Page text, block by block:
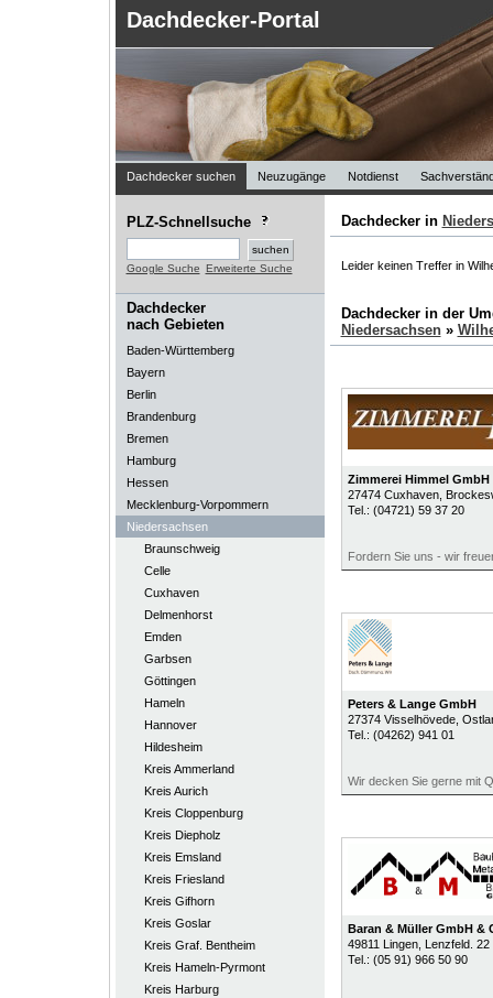
Dachdecker-Portal
Dachdecker suchen Neuzugänge Notdienst
PLZ-Schnellsuche
Google Suche Erweiterte Suche
Dachdecker
nach Gebieten
Baden-Württemberg
Bayern
Berlin
Brandenburg
Bremen
Hamburg
Hessen
Mecklenburg-Vorpommern
Niedersachsen
Braunschweig
Celle
Cuxhaven
Delmenhorst
Emden
Garbsen
Göttingen
Hameln
Hannover
Hildesheim
Kreis Ammerland
Kreis Aurich
Kreis Cloppenburg
Kreis Diepholz
Kreis Emsland
Kreis Friesland
Kreis Gifhorn
Kreis Goslar
Kreis Graf. Bentheim
Kreis Hameln-Pyrmont
Kreis Harburg
Dachdecker in
Leider keinen Treffer in
Dachdecker in der
Niedersachsen»
Zimmerei Himmel GmbH
27474 Cuxhaven,
Tel.: (04721) 59 37 20
Fordern Sie uns - wir
Peters & Lange GmbH
27374 Visselhövede,
Tel.: (04262) 941 01
Wir decken Sie gerne mit
Baran & Müller GmbH &
49811 Lingen, Lenzfeld. 22
Tel.: (05 91) 966 50 90